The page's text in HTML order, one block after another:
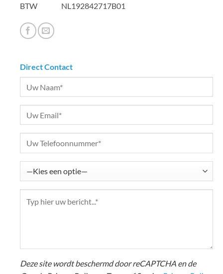
BTW NL192842717B01
Direct Contact
Deze site wordt beschermd door reCAPTCHA en de